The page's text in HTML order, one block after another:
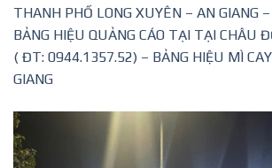
THANH PHỐ LONG XUYÊN – AN GIANG
BẢNG HIỆU QUẢNG CÁO TẠI TẠI CHÂU
( ĐT: 0944.1357.52) – BẢNG HIỆU MÌ
GIANG